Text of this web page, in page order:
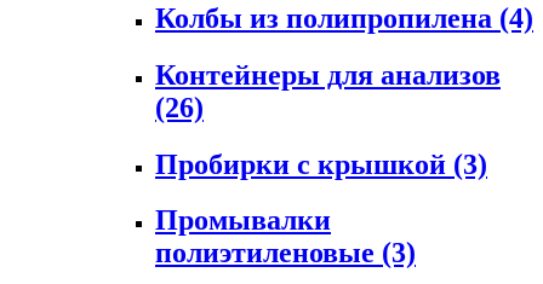
Колбы из полипропилена (4)
Контейнеры для анализов
(26)
Пробирки с крышкой (3)
Промывалки
полиэтиленовые (3)